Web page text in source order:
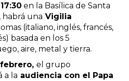
en la Basílica de Santa
habrá una Vigilia
(italiano, inglés, francés,
basada en los 5
aire, metal y tierra.
el grupo
a la audiencia con el Papa